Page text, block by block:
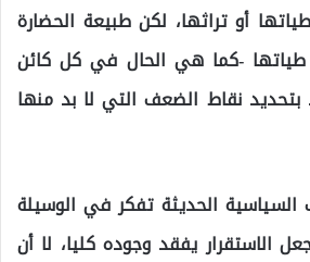
أو تراثها، لكن طبيعة الحضارة
-كما هي الحال في كل كائن
نقاط الضعف التي لا بد منها
الحديثة تفكر في الوسيلة
الاستقرار يفقد وجوده كليا، لا أن